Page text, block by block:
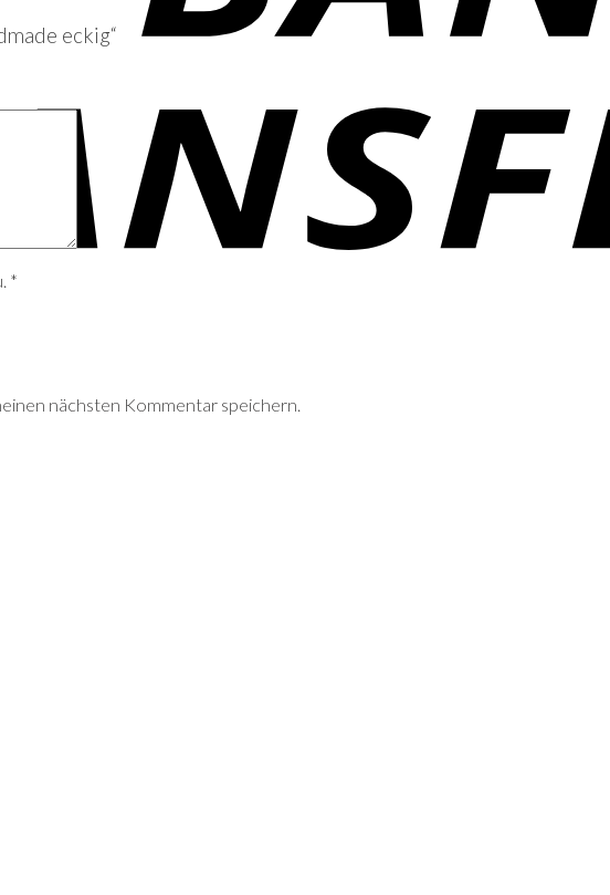
eckig“
*
nächsten Kommentar speichern.